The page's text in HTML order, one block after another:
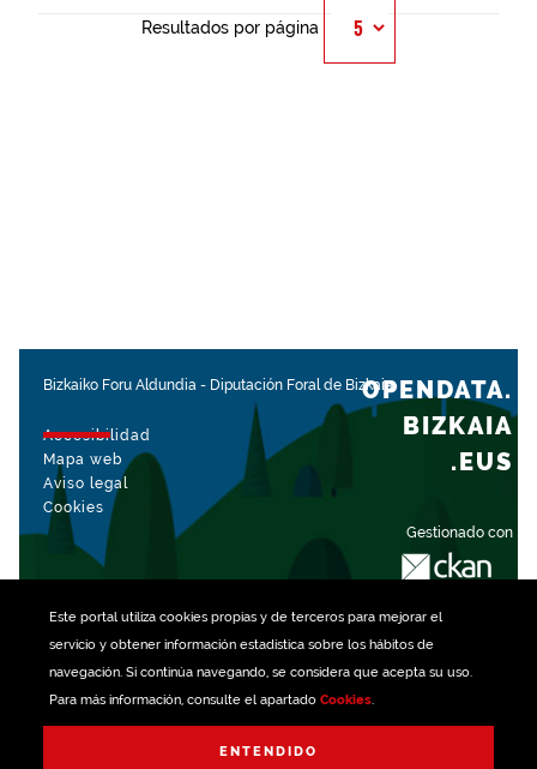
Este portal utiliza cookiespropias y de terceros para mejorar el
servicio y obtener información estadística sobre los hábitos de
navegación. Si continúa navegando, se considera que acepta su uso.
Para más información, consulte el apartado Cookies.
ENTENDIDO
Resultados por página
Bizkaiko Foru Aldundia - Diputación Foral de Bizkaia
Accesibilidad
Mapa web
Aviso legal
Cookies
Gestionado con
OPENDATA.
BIZKAIA
.EUS